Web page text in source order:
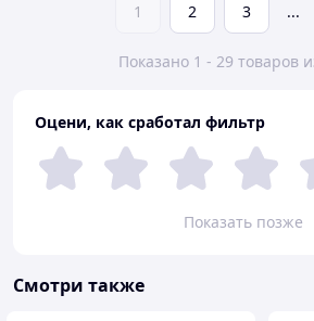
1 2 3 ...
Показано 1 - 29 товаров
Оцени, как сработал фильтр
Показать позже
Смотри также